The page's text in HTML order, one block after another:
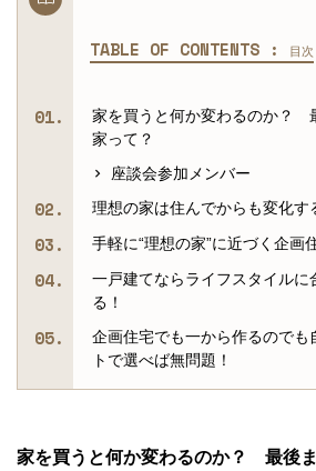
TABLE OF CONTENTS : 目次
家を買うと何か変わるのか？
家って？
座談会参加メンバー
理想の家は住んでからも変化す
手軽に“理想の家”に近づく企画
一戸建てならライフスタイルに
る！
企画住宅でも一から作るのでも
トで選べば無問題！
家を買うと何か変わるのか？ 最後